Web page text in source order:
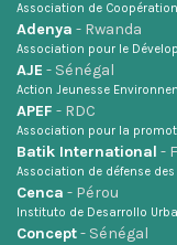
Association de
Adenya - Rwanda
Association pour le
AJE - Sénégal
Action Jeunesse
APEF - RDC
Association pour la
Batik International -
Association de défense
Cenca - Pérou
Instituto de Desarrollo
Concept- Sénégal